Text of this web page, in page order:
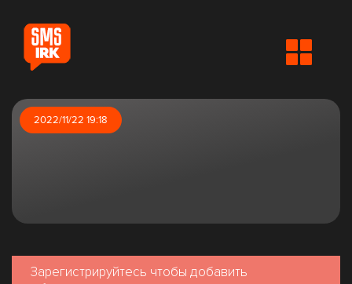
2022/11/22 19:18
Зарегистрируйтесь чтобы добавить